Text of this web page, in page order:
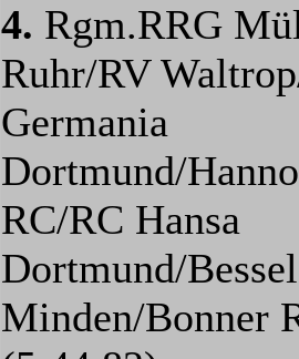
4. Rgm.RRG
Ruhr/RV
Germania
Dortmund/
RC/RC Hansa
Dortmund/
Minden/Bonner